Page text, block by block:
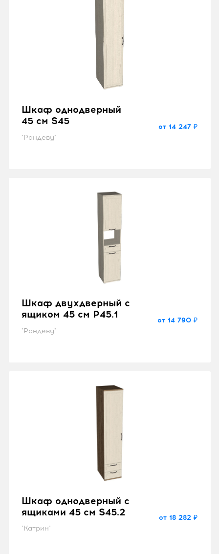
Шкаф однодверный
45 см S45
"Рандеву"
от 14 247 ₽
Шкаф двухдверный с
ящиком 45 см P45.1
"Рандеву"
от 14 790 ₽
Шкаф однодверный с
ящиками 45 см S45.2
"Катрин"
от 18 282 ₽